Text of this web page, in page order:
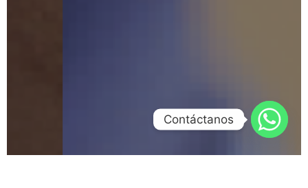
Contáctanos